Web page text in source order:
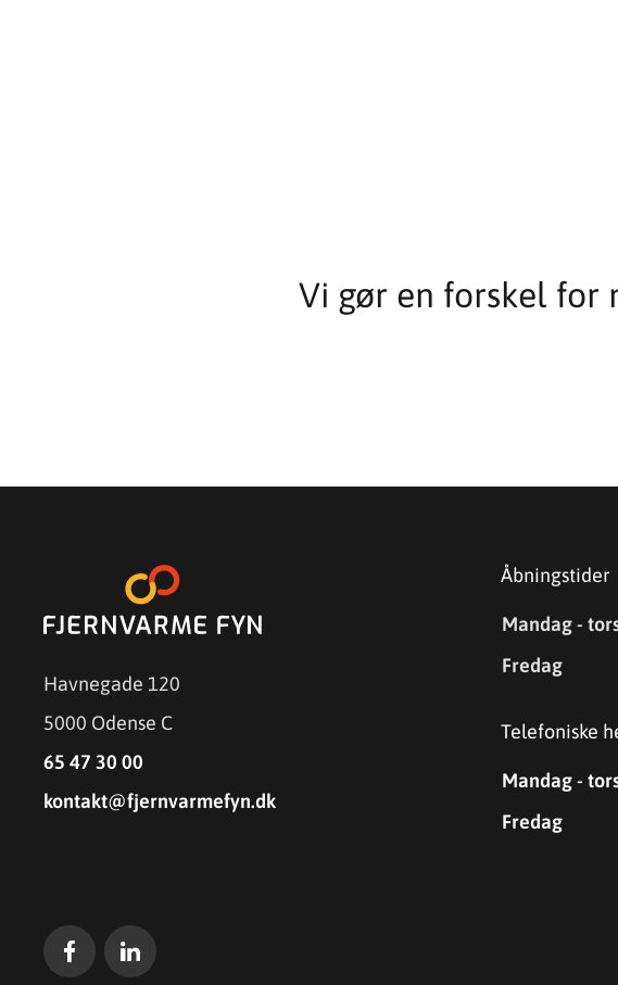
Vi gør en forskel for
Havnegade 120
5000 Odense C
65 47 30 00
kontakt@fjernvarmefyn.dk
Åbningstider
Mandag -
Fredag
Telefoniske
Mandag -
Fredag